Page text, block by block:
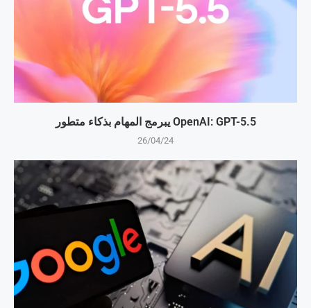
OpenAI: GPT-5.5 يبرمج المهام بذكاء متطور
26/04/24